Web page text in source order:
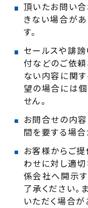
頂いたお問い
きない場合が
す。
セールスや誹謗
付などのご依
ない内容に関す
望の場合には
せん。
お問合せの内容
間を要する場合
お客様からご
わせに対し適
係会社へ開示す
了承ください。
いただく場合が